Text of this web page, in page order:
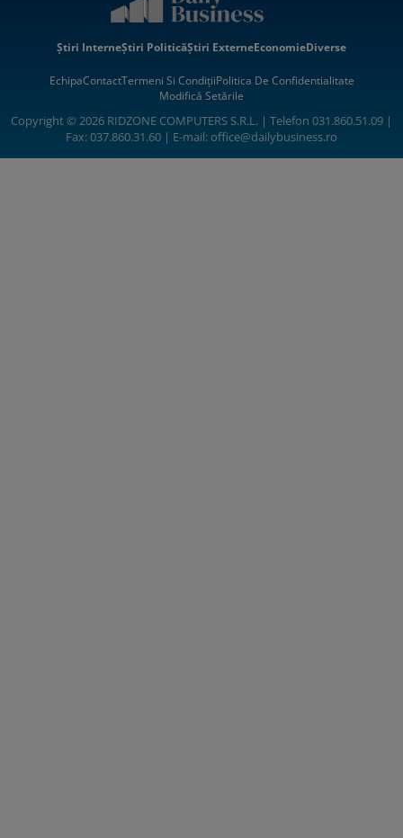
Știri InterneȘtiri PoliticăȘtiri ExterneEconomieDiverse
EchipaContactTermeni Si CondițiiPolitica De Confidentialitate
Modifică Setările
Copyright © 2026 RIDZONE COMPUTERS S.R.L. | Telefon 031.860.51.09 |
Fax: 037.860.31.60 | E-mail:office@dailybusiness.ro